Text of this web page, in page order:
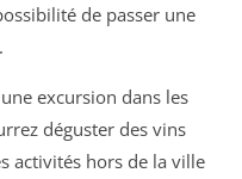
de passer une
excursion dans les
déguster des vins
activités hors de la ville